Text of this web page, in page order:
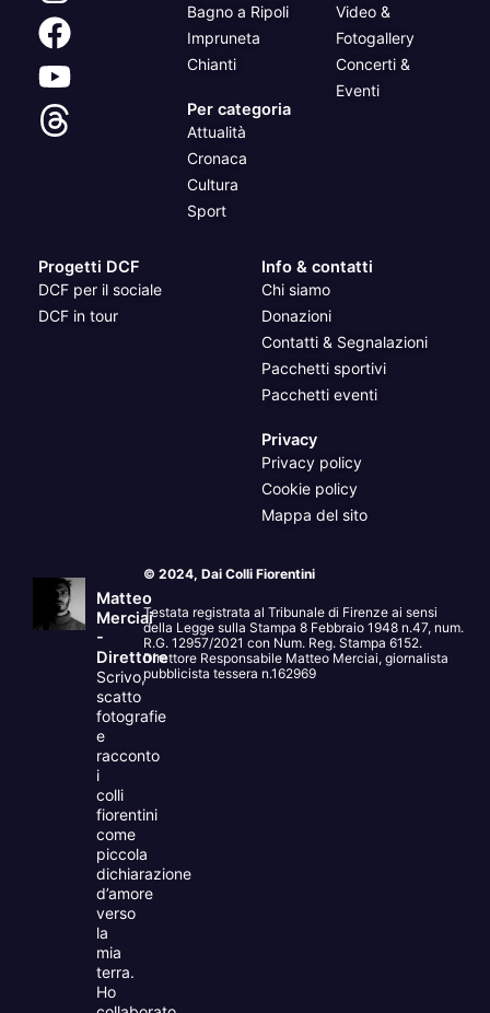
Bagno a Ripoli
Impruneta
Chianti
Per categoria
Attualità
Cronaca
Cultura
Sport
Video &
Fotogallery
Concerti &
Eventi
Progetti DCF
DCF per il sociale
DCF in tour
Info & contatti
Chi siamo
Donazioni
Contatti & Segnalazioni
Pacchetti sportivi
Pacchetti eventi
Privacy
Privacy policy
Cookie policy
Mappa del sito
Matteo
Merciai
-
Direttore
Scrivo,
scatto
fotografie
e
racconto
i
colli
fiorentini
come
piccola
dichiarazione
d’amore
verso
la
mia
terra.
Ho
© 2024, Dai Colli Fiorentini
Testata registrata al Tribunale di Firenze ai sensi
della Legge sulla Stampa 8 Febbraio 1948 n.47, num.
R.G. 12957/2021 con Num. Reg. Stampa 6152.
Direttore Responsabile Matteo Merciai, giornalista
pubblicista tessera n.162969